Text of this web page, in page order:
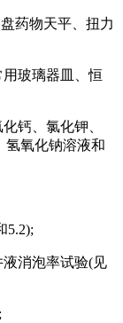
药物天平、扭力
玻璃器皿、恒
钙、氯化钾、
氢氧化钠溶液和
5.2);
消泡率试验(见